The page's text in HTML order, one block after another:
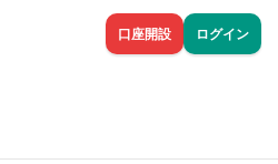
口座開設 ログイン